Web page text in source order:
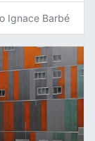
Ignace Barbé